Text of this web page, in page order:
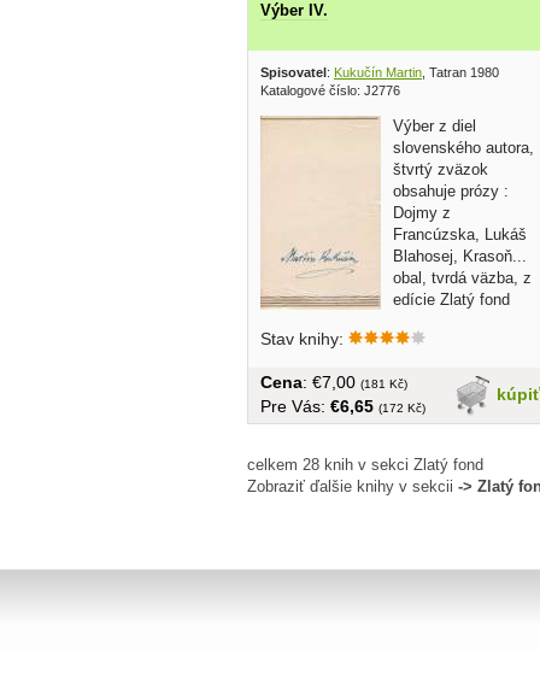
Výber IV.
Spisovatel: Kukučín Martin , Tatran 1980
Katalogové číslo: J2776
Výber z diel
slovenského autora,
štvrtý zväzok
obsahuje prózy :
Dojmy z
Francúzska, Lukáš
Blahosej, Krasoň...
obal, tvrdá väzba, z
edície Zlatý fond
Stav knihy:
kúpiť
Cena: €7,00 (181 Kč)
Pre Vás: €6,65 (172 Kč)
celkem 28 knih v sekci Zlatý fond
Zobraziť ďalšie knihy v sekcii -> Zlatý